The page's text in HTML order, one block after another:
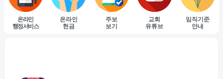
온라인
행정서비스
온라인
헌금
주보
보기
교회
유튜브
임직기준
안내